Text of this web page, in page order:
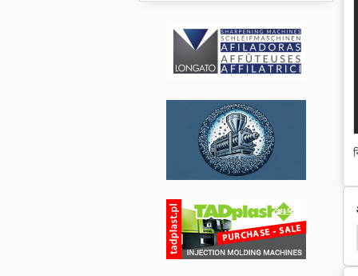
डबल डबल घिरी डबल लहरें